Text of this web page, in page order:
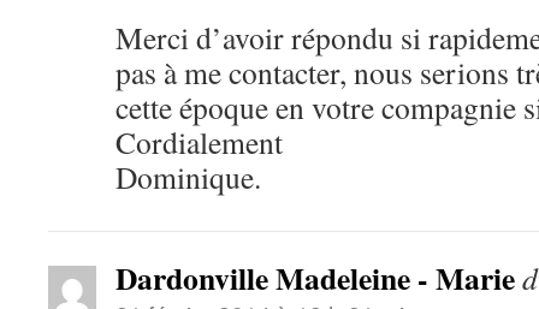
Merci d’avoir répondu si
pas à me contacter, nous serions
cette époque en votre compagnie
Cordialement
Dominique.
Dardonville Madeleine - Marie